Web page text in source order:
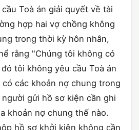
Toà án giải quyết về tài
hợp hai vợ chồng không
trong thời kỳ hôn nhân,
rằng "Chúng tôi không có
tôi không yêu cầu Toà án
các khoản nợ chung trong
gửi hồ sơ kiện cần ghi
khoản nợ chung thế nào.
hồ sơ khởi kiện không cần